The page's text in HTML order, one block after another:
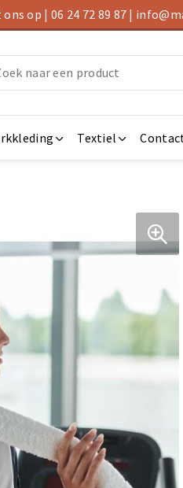
op | 06 24 72 89 87 |
Textiel